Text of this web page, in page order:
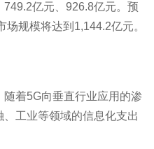
亿元、926.8亿元。预
规模将达到1,144.2亿元。
着5G向垂直行业应用的渗
、工业等领域的信息化支出